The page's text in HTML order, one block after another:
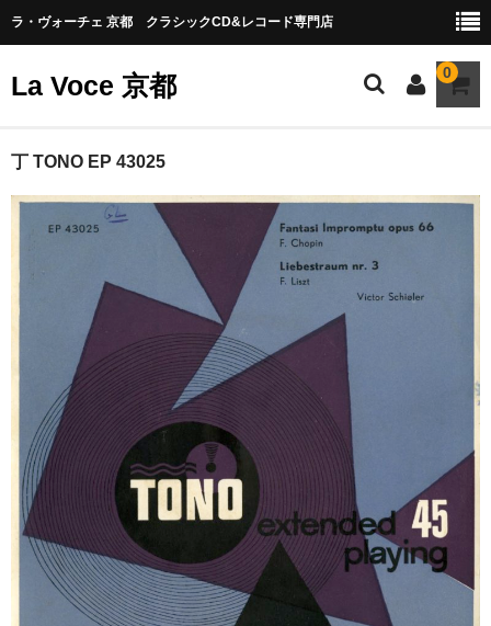
ラ・ヴォーチェ 京都 クラシックCD&レコード専門店
La Voce 京都 0
CATALOG LP
New arrival
室内楽曲
器楽曲
声楽曲
オペラ
歌曲
古楽曲
丁 TONO EP 43025